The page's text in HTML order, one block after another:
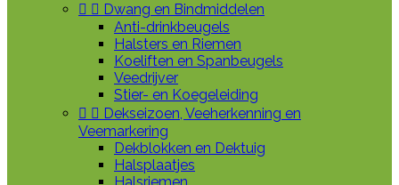
  Dwang en Bindmiddelen
Anti-drinkbeugels
Halsters en Riemen
Koeliften en Spanbeugels
Veedrijver
Stier- en Koegeleiding
  Dekseizoen, Veeherkenning en
Veemarkering
Dekblokken en Dektuig
Halsplaatjes